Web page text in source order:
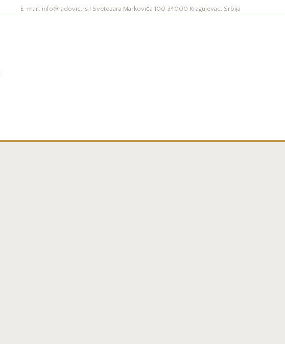
E-mail: info@radovic.rs I Svetozara Markovića 100 34000 Kragujevac, Srbija